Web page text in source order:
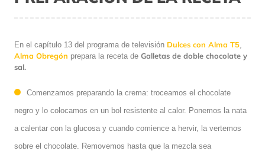
En el capítulo 13 del programa de televisión Dulces con Alma T5
Alma Obregón prepara la receta de Galletas de doble chocolate y
sal.
Comenzamos preparando la crema: troceamos el chocolate
negro y lo colocamos en un bol resistente al calor. Ponemos la nata
a calentar con la glucosa y cuando comience a hervir, la vertemos
sobre el chocolate. Removemos hasta que la mezcla sea